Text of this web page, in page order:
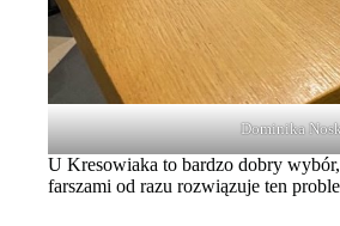
Dominika
U Kresowiaka to bardzo dobry
farszami od razu rozwiązuje ten